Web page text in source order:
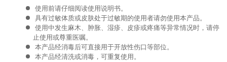
Language
使用前请仔细阅读使用说明书。
具有过敏体质或皮肤处于过敏期的使用者请勿使用本产品。
使用中发生麻木、肿胀、湿疹、皮疹或疼痛等异常情况时，请停
止使用或尊重医嘱。
本产品经消毒后可直接用于开放性伤口等部位。
本产品经清洗或消毒，可重复使用。